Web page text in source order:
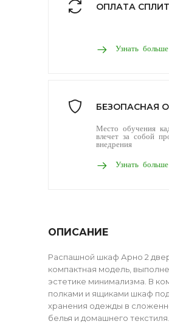
ОПЛАТА
Узнать больше
БЕЗОПАСНАЯ
Место обучения
влечет за собой
внедрения
Узнать больше
ОПИСАНИЕ
Распашной шкаф Арно 2
компактная модель,
эстетике минимализма. В
полками и ящиками шкаф
хранения одежды в
белья и домашнего